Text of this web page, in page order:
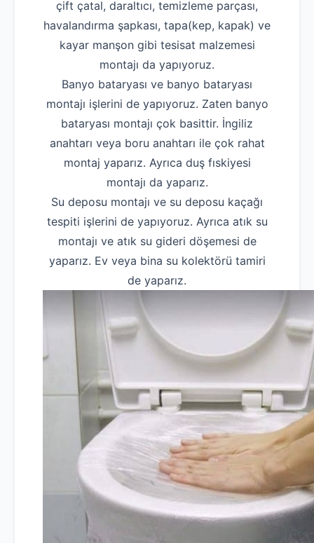
çift çatal, daraltıcı, temizleme parçası,
havalandırma şapkası, tapa(kep, kapak) ve
kayar manşon gibi tesisat malzemesi
montajı da yapıyoruz.
Banyo bataryası ve banyo bataryası
montajı işlerini de yapıyoruz. Zaten banyo
bataryası montajı çok basittir. İngiliz
anahtarı veya boru anahtarı ile çok rahat
montaj yaparız. Ayrıca duş fıskiyesi
montajı da yaparız.
Su deposu montajı ve su deposu kaçağı
tespiti işlerini de yapıyoruz. Ayrıca atık su
montajı ve atık su gideri döşemesi de
yaparız. Ev veya bina su kolektörü tamiri
de yaparız.